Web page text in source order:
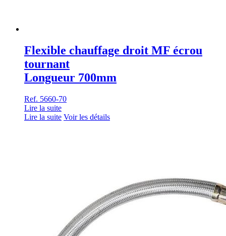
Flexible chauffage droit MF écrou
tournant
Longueur 700mm
Ref. 5660-70
Lire la suite
Lire la suite Voir les détails